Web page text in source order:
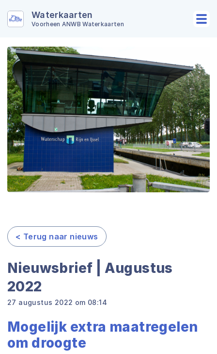
Waterkaarten
Voorheen ANWB Waterkaarten
< Terug naar nieuws
Nieuwsbrief | Augustus
2022
27 augustus 2022 om 08:14
Mogelijk extra maatregelen
om droogte